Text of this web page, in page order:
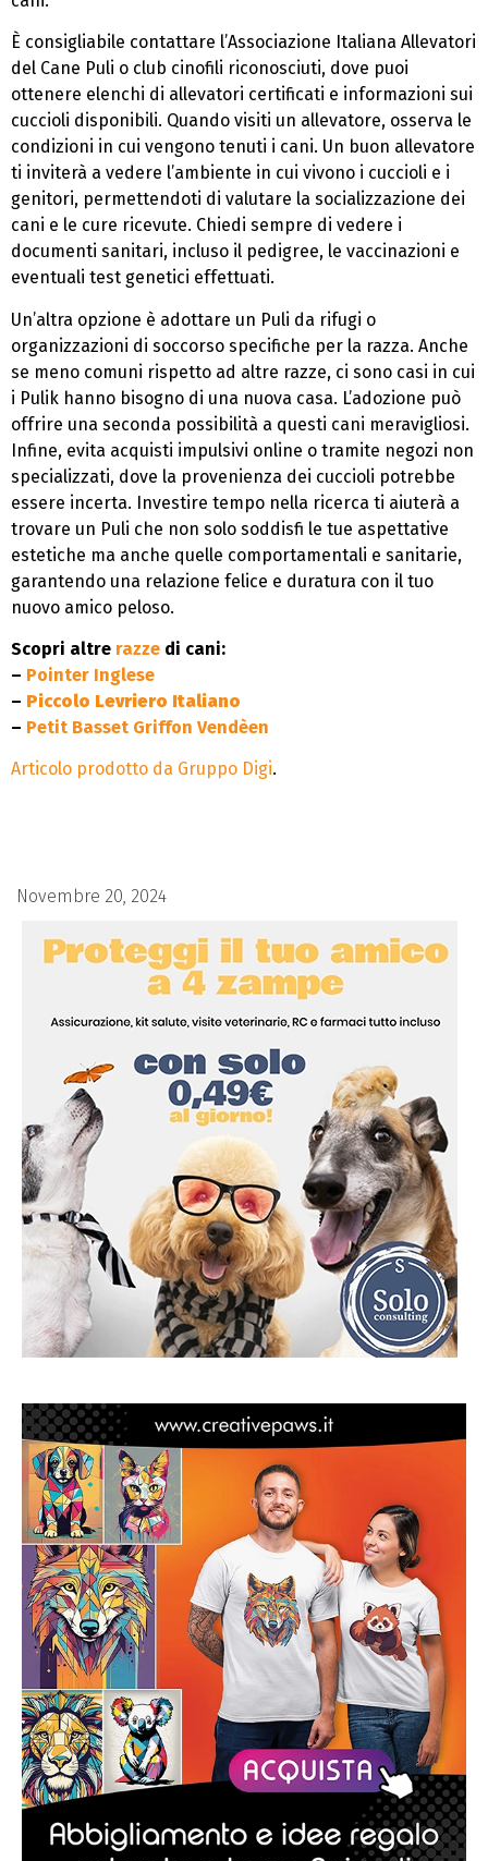
È consigliabile contattare l’Associazione Italiana Allevatori
del Cane Puli o club cinofili riconosciuti, dove puoi
ottenere elenchi di allevatori certificati e informazioni sui
cuccioli disponibili. Quando visiti un allevatore, osserva le
condizioni in cui vengono tenuti i cani. Un buon allevatore
ti inviterà a vedere l’ambiente in cui vivono i cuccioli e i
genitori, permettendoti di valutare la socializzazione dei
cani e le cure ricevute. Chiedi sempre di vedere i
documenti sanitari, incluso il pedigree, le vaccinazioni e
eventuali test genetici effettuati.
Un’altra opzione è adottare un Puli da rifugi o
organizzazioni di soccorso specifiche per la razza. Anche
se meno comuni rispetto ad altre razze, ci sono casi in cui
i Pulik hanno bisogno di una nuova casa. L’adozione può
offrire una seconda possibilità a questi cani meravigliosi.
Infine, evita acquisti impulsivi online o tramite negozi non
specializzati, dove la provenienza dei cuccioli potrebbe
essere incerta. Investire tempo nella ricerca ti aiuterà a
trovare un Puli che non solo soddisfi le tue aspettative
estetiche ma anche quelle comportamentali e sanitarie,
garantendo una relazione felice e duratura con il tuo
nuovo amico peloso.
Scopri altre razze di cani:
– Pointer Inglese
– Piccolo Levriero Italiano
– Petit Basset Griffon Vendèen
Articolo prodotto da Gruppo Digi.
Novembre 20, 2024